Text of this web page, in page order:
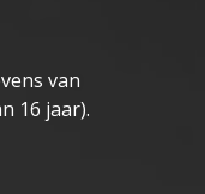
van
16 jaar).